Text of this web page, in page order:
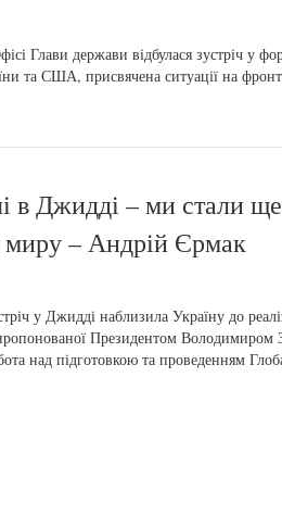
Глави держави відбулася зустріч у
та США, присвячена ситуації на
в Джидді – ми стали
миру – Андрій Єрмак
у Джидді наблизила Україну до
Президентом Володимиром
над підготовкою та проведенням